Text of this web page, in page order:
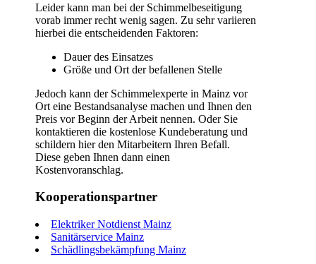
Leider kann man bei der Schimmelbeseitigung
vorab immer recht wenig sagen. Zu sehr variieren
hierbei die entscheidenden Faktoren:
Dauer des Einsatzes
Größe und Ort der befallenen Stelle
Jedoch kann der Schimmelexperte in Mainz vor
Ort eine Bestandsanalyse machen und Ihnen den
Preis vor Beginn der Arbeit nennen. Oder Sie
kontaktieren die kostenlose Kundeberatung und
schildern hier den Mitarbeitern Ihren Befall.
Diese geben Ihnen dann einen
Kostenvoranschlag.
Kooperationspartner
Elektriker Notdienst Mainz
Sanitärservice Mainz
Schädlingsbekämpfung Mainz